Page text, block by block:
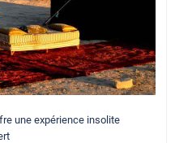
une expérience insolite